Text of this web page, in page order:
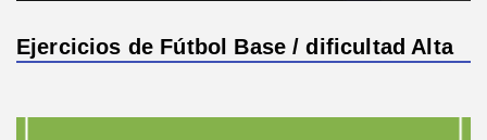
Ejercicios de Fútbol Base / dificultad Alta